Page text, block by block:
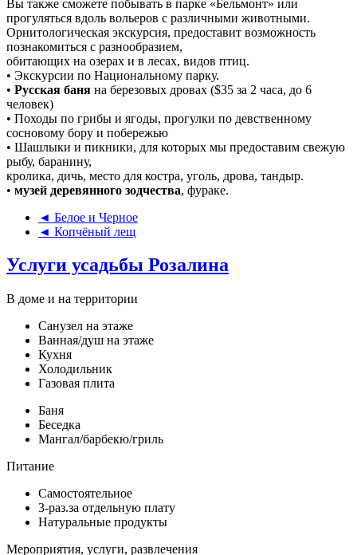
Вы также сможете побывать в парке «Бельмонт» или
прогуляться вдоль вольеров с различными животными.
Орнитологическая экскурсия, предоставит возможность
познакомиться с разнообразием,
обитающих на озерах и в лесах, видов птиц.
• Экскурсии по Национальному парку.
• Русская баня на березовых дровах ($35 за 2 часа, до 6
человек)
• Походы по грибы и ягоды, прогулки по девственному
сосновому бору и побережью
• Шашлыки и пикники, для которых мы предоставим свежую
рыбу, баранину,
кролика, дичь, место для костра, уголь, дрова, тандыр.
• музей деревянного зодчества, фураке.
◄ Белое и Черное
◄ Копчёный лещ
Услуги усадьбы Розалина
В доме и на территории
Санузел на этаже
Ванная/душ на этаже
Кухня
Холодильник
Газовая плита
Баня
Беседка
Мангал/барбекю/гриль
Питание
Самостоятельное
3-раз.за отдельную плату
Натуральные продукты
Мероприятия, услуги, развлечения